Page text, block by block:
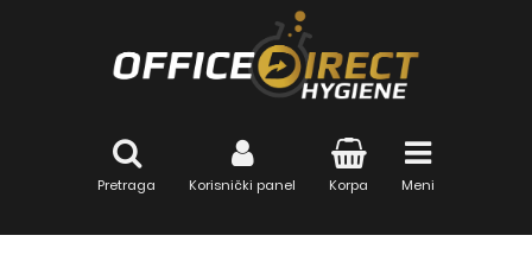
Pretraga Korisnički panel Korpa Meni